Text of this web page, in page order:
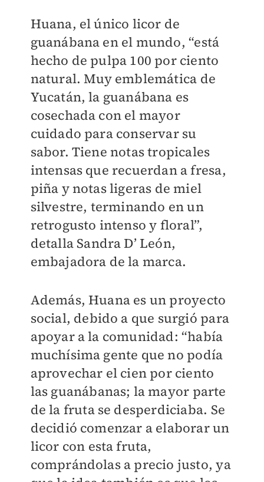
Huana, el único licor de
guanábana en el mundo, “está
hecho de pulpa 100 por ciento
natural. Muy emblemática de
Yucatán, la guanábana es
cosechada con el mayor
cuidado para conservar su
sabor. Tiene notas tropicales
intensas que recuerdan a fresa,
piña y notas ligeras de miel
silvestre, terminando en un
retrogusto intenso y floral”,
detalla Sandra D’ León,
embajadora de la marca.
Además, Huana es un proyecto
social, debido a que surgió para
apoyar a la comunidad: “había
muchísima gente que no podía
aprovechar el cien por ciento
las guanábanas; la mayor parte
de la fruta se desperdiciaba. Se
decidió comenzar a elaborar un
licor con esta fruta,
comprándolas a precio justo, ya